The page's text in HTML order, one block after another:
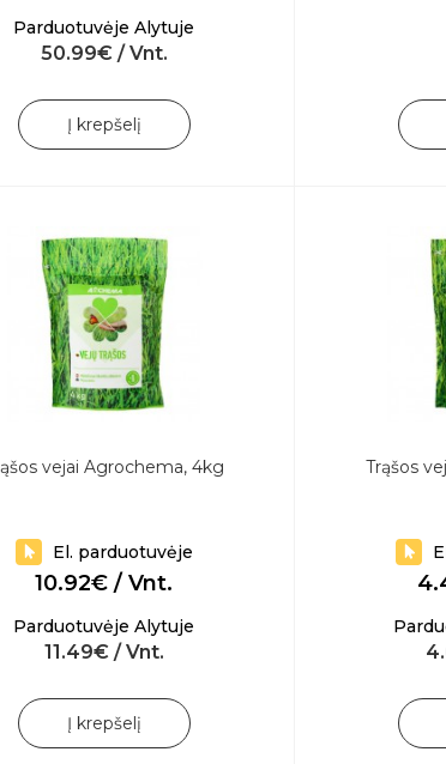
Parduotuvėje Alytuje
50.99€ / Vnt.
Į krepšelį
vejai Agrochema, 4kg
El. parduotuvėje
10.92€ / Vnt.
Parduotuvėje Alytuje
11.49€ / Vnt.
Į krepšelį
Trąšos